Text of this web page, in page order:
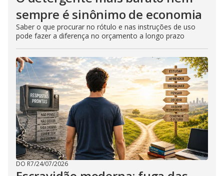
sempre é sinônimo de economia
Saber o que procurar no rótulo e nas instruções de uso
pode fazer a diferença no orçamento a longo prazo
DO R7/24/07/2026